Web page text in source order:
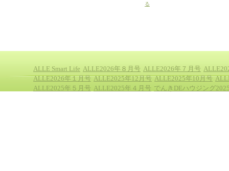
る
ALLE Smart Life ALLE2026年８月号 ALLE2026年７月号
ALLE2026年１月号 ALLE2025年12月号 ALLE2025年10月号
ALLE2025年５月号 ALLE2025年４月号 でんきDEハウジング